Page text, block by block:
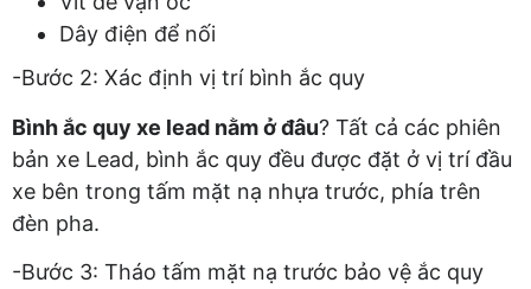
Dây điện để nối
-Bước 2: Xác định vị trí bình ắc quy
Bình ắc quy xe lead nằm ở đâu? Tất cả các phiên
bản xe Lead, bình ắc quy đều được đặt ở vị trí đầu
xe bên trong tấm mặt nạ nhựa trước, phía trên
đèn pha.
-Bước 3: Tháo tấm mặt nạ trước bảo vệ ắc quy